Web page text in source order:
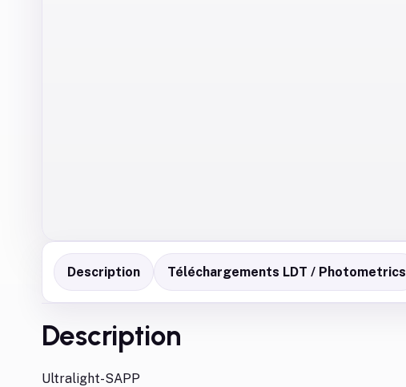
Description Téléchargements LDT / Photometrics
Description
Ultralight-SAPP